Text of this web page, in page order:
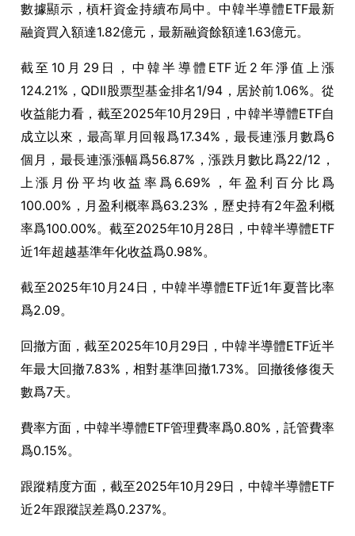
數據顯示，槓杆資金持續布局中。中韓半導體ETF最新
融資買入額達1.82億元，最新融資餘額達1.63億元。
截至 10 月 29 日，中韓半導體 ETF 近 2 年淨值上漲
124.21% ， QDII股票型基金排名1/94 ，居於前1.06%。從
收益能力看，截至2025年10月 29日，中韓半導體ETF自
成立以來，最高單月回報爲17.34% ，最長連漲月數爲6
個月，最長連漲漲幅爲56.87% ，漲跌月數比爲22/12 ，
上漲月份平均收益率爲 6.69% ，年盈利百分比爲
100.00% ，月盈利概率爲63.23% ，歷史持有2年盈利概
率爲100.00%。截至2025年10月 28日，中韓半導體ETF
近1年超越基準年化收益爲0.98%。
截至2025年10 月 24日，中韓半導體ETF近1年夏普比率
爲2.09。
回撤方面，截至2025年10月 29日，中韓半導體ETF近半
年最大回撤7.83% ，相對基準回撤1.73%。回撤後修復天
數爲7天。
費率方面，中韓半導體ETF管理費率爲0.80% ，託管費率
爲0.15%。
跟蹤精度方面，截至2025年10月 29日，中韓半導體ETF
近2年跟蹤誤差爲0.237%。